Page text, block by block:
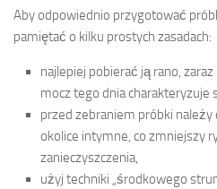
Aby odpowiednio przygotować
pamiętać o kilku prostych zasadach:
najlepiej pobierać ją rano,
mocz tego dnia charakteryzuje
przed zebraniem próbki należy
okolice intymne, co zmniejszy
zanieczyszczenia,
użyj techniki „środkowego